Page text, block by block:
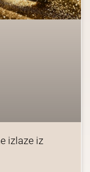
izlaze iz